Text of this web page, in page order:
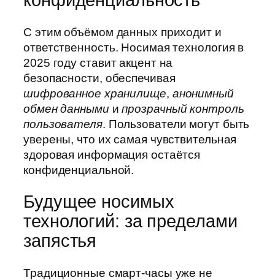
С этим объёмом данных приходит и
ответственность. Носимая технология в
2025 году ставит акцент на
безопасности, обеспечивая
шифрованное хранилище, анонимный
обмен данными ипрозрачный контроль
пользователя. Пользователи могут быть
уверены, что их самая чувствительная
здоровая информация остаётся
конфиденциальной.
Будущее носимых
технологий: за пределами
запястья
Традиционные смарт-часы уже не